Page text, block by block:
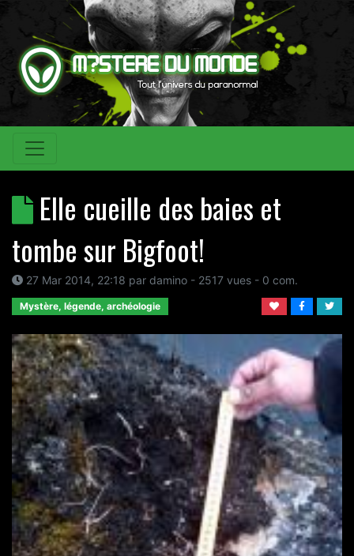
Elle cueille des baies et
tombe sur Bigfoot!
27 Mar 2014, 22:18 par damino - 2517 vues - 0 com.
Mystère, légende, archéologie